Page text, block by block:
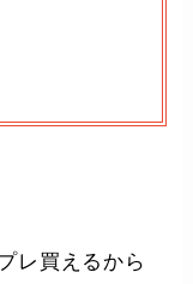
レ買えるから